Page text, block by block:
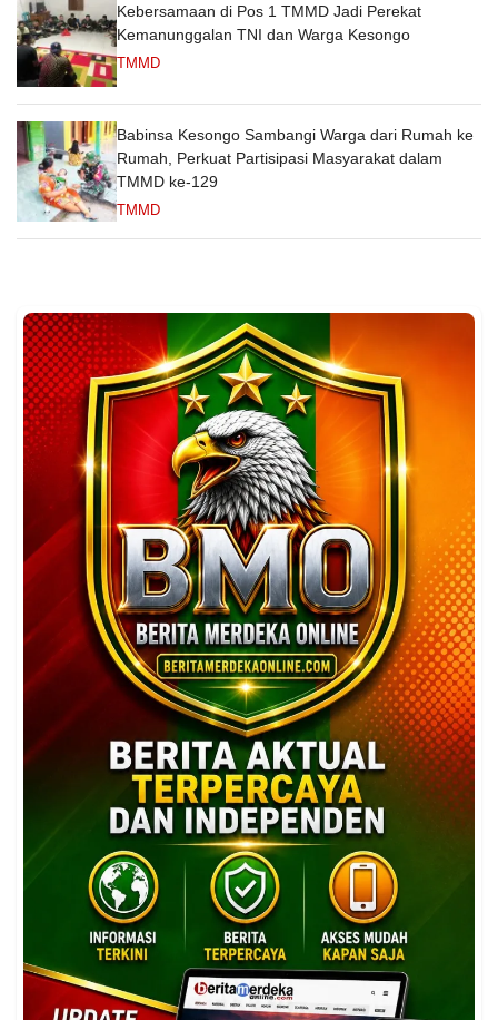
Kebersamaan di Pos 1 TMMD Jadi Perekat
Kemanunggalan TNI dan Warga Kesongo
TMMD
Babinsa Kesongo Sambangi Warga dari Rumah ke
Rumah, Perkuat Partisipasi Masyarakat dalam
TMMD ke-129
TMMD